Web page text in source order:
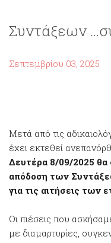
Συντάξεων
Σεπτεμβρίου 03, 2025
Μετά από τις
έχει εκτεθεί
Δευτέρα 8/09/2025 θα
απόδοση των
για τις αιτήσεις των
Οι πιέσεις που
με διαμαρτυρίες,